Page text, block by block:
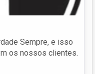
Sempre, e isso
os nossos clientes.